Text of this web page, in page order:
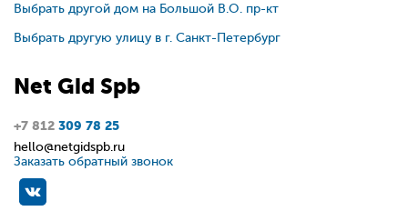
Выбрать другой дом на Большой В.О. пр-кт
Выбрать другую улицу в г. Санкт-Петербург
Net Gid Spb
+7 812 309 78 25
hello@netgidspb.ru
Заказать обратный звонок